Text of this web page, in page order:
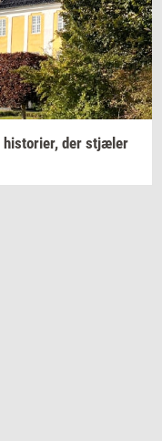
hi­sto­ri­er, der stjæ­ler